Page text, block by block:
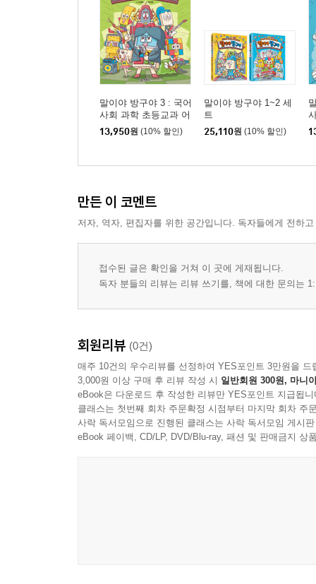
말이야 방구야 3 : 국어
사회 과학 초등교과 어
휘 잡는 문방구
13,950원 (10% 할인)
말이야 방구야 1~2 세
트
25,110원 (10% 할인)
만든 이 코멘트
저자, 역자, 편집자를 위한 공간입니다. 독자들에게 전하
접수된 글은 확인을 거쳐 이 곳에 게재됩니다.
독자 분들의 리뷰는 리뷰 쓰기를, 책에 대한 문의는
회원리뷰 (0건)
매주 10건의 우수리뷰를 선정하여 YES포인트 3만원을 드
3,000원 이상 구매 후 리뷰 작성 시 일반회원 300원, 마니
eBook은 다운로드 후 작성한 리뷰만 YES포인트 지급됩니
클래스는 첫번째 회차 주문확정 시점부터 마지막 회차 주
사락 독서모임으로 진행된 클래스는 사락 독서모임 게시
eBook 페이백, CD/LP, DVD/Blu-ray, 패션 및 판매금지 상